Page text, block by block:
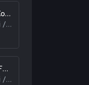
Koinot Hukmdorlari / Koinot Himoyachilari / Koinot Egalari 2026 HD Uzbek tilida tas-ix tarjima kino skachat
Kinolar / AQSH kinolari / Tarjima kinolar
Tungi Biznes / Kechki Faoliyat / Tijorat 2026 HD Uzbek tilida Tarjima kino skachat tas-ix
Kinolar / AQSH kinolari / Tarjima kinolar